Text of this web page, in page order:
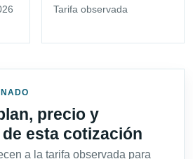
Tarifa observada
precio y
esta cotización
a la tarifa observada para